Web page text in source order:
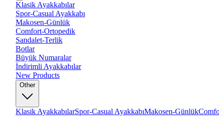
Klasik Ayakkabılar
Spor-Casual Ayakkabı
Makosen-Günlük
Comfort-Ortopedik
Sandalet-Terlik
Botlar
Büyük Numaralar
İndirimli Ayakkabılar
New Products
Other
Klasik AyakkabılarSpor-Casual AyakkabıMakosen-Günlük